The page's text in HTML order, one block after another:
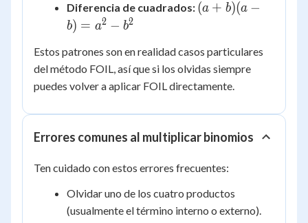
b^2
Diferencia de cuadrados: (a+b)
- b^2
(a + b)(a −
b) = a2 − b2
Estos patrones son en realidad casos particulares
del método FOIL, así que si los olvidas siempre
puedes volver a aplicar FOIL directamente.
Errores comunes al multiplicar binomios
Ten cuidado con estos errores frecuentes:
Olvidar uno de los cuatro productos
(usualmente el término interno o externo).